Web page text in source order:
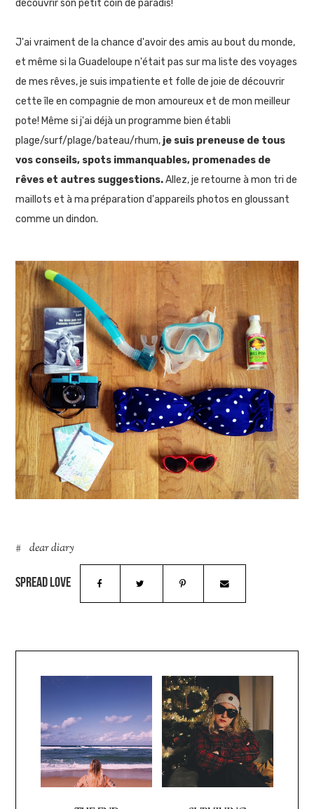
découvrir son petit coin de paradis!
J'ai vraiment de la chance d'avoir des amis au bout du monde,
et même si la Guadeloupe n'était pas sur ma liste des voyages
de mes rêves, je suis impatiente et folle de joie de découvrir
cette île en compagnie de mon amoureux et de mon meilleur
pote! Même si j'ai déjà un programme bien établi
plage/surf/plage/bateau/rhum, je suis preneuse de tous
vos conseils, spots immanquables, promenades de
rêves et autres suggestions.Allez, je retourne à mon tri de
maillots et à ma préparation d'appareils photos en gloussant
comme un dindon.
dear diary